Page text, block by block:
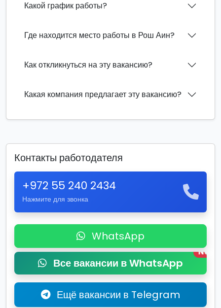
Какой график работы?
Где находится место работы в Рош Аин?
Как откликнуться на эту вакансию?
Какая компания предлагает эту вакансию?
Контакты работодателя
+972 55 240 2434
Нажмите для звонка
WhatsApp
Все вакансии в WhatsApp
New
Ещё вакансии в Telegram